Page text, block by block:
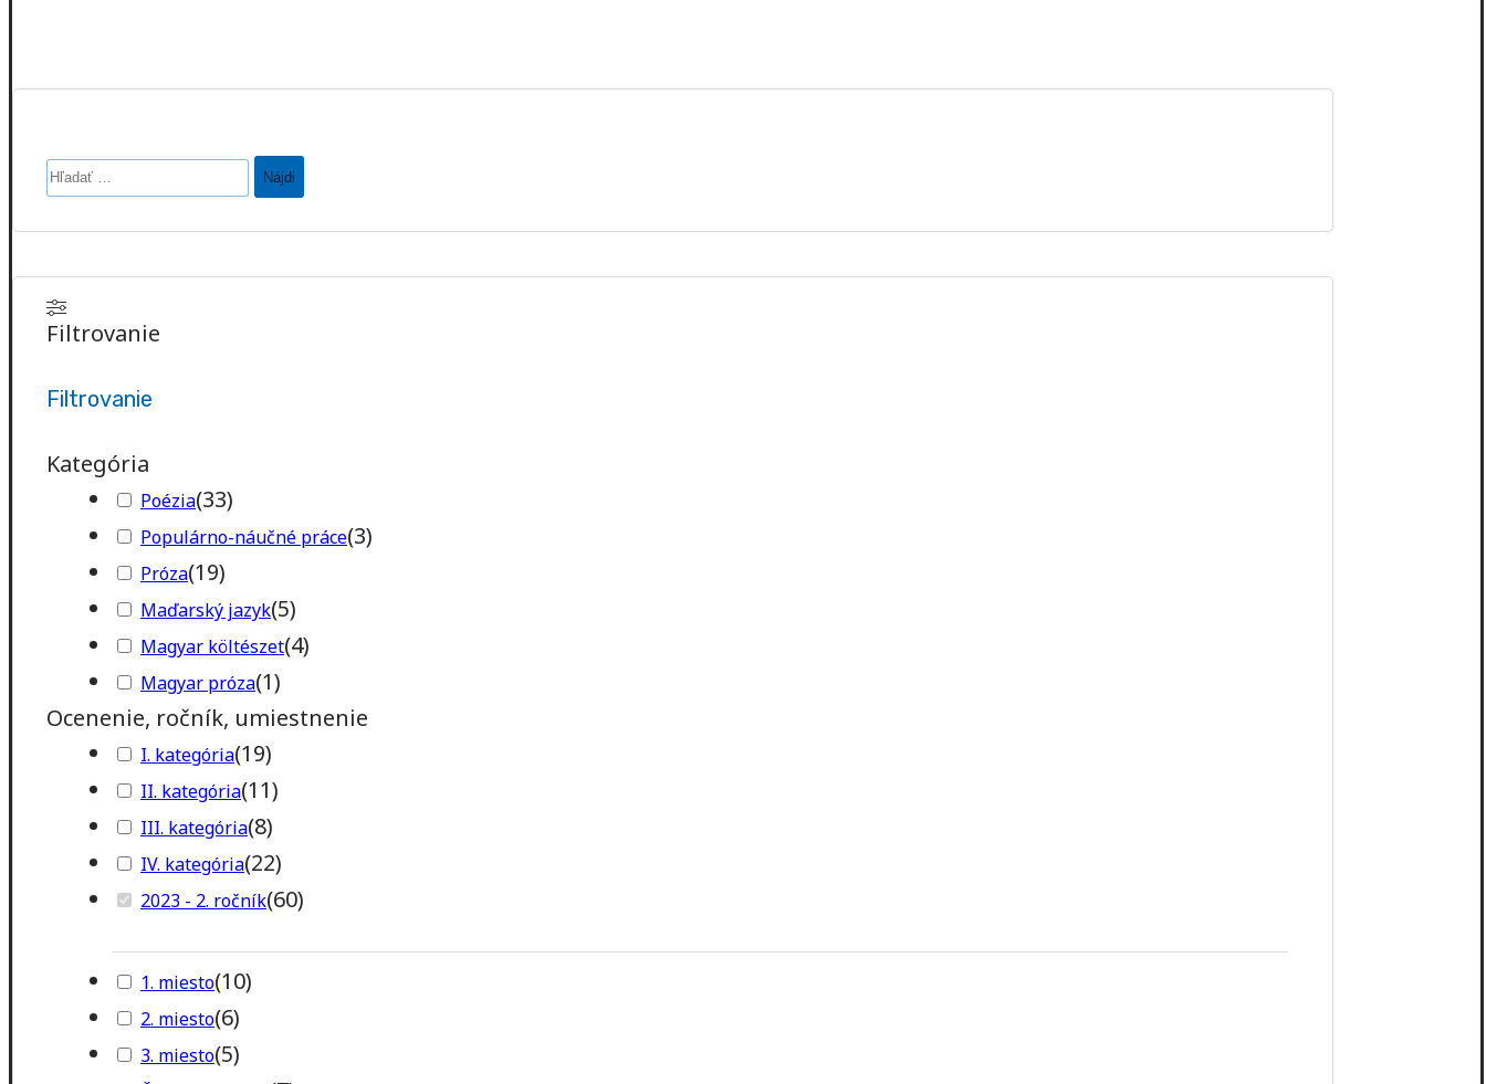
Hľadať:
Filtrovanie
Filtrovanie
Kategória
Poézia(33)
Populárno-náučné práce(3)
Próza(19)
Maďarský jazyk(5)
Magyar költészet(4)
Magyar próza(1)
Ocenenie, ročník, umiestnenie
I. kategória(19)
II. kategória(11)
III. kategória(8)
IV. kategória(22)
2023 - 2. ročník(60)
1. miesto(10)
2. miesto(6)
3. miesto(5)